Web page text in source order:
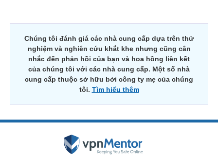
Chúng tôi đánh giá các nhà cung cấp dựa trên thử
nghiệm và nghiên cứu khắt khe nhưng cũng cân
nhắc đến phản hồi của bạn và hoa hồng liên kết
của chúng tôi với các nhà cung cấp. Một số nhà
cung cấp thuộc sở hữu bởi công ty mẹ của chúng
tôi. Tìm hiểu thêm